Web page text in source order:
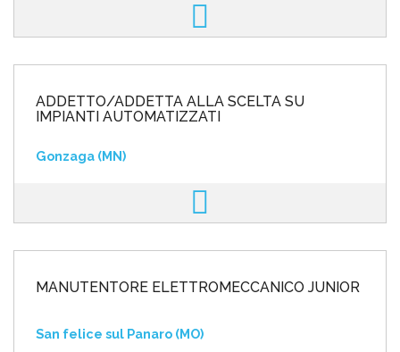
ADDETTO/ADDETTA ALLA SCELTA SU
IMPIANTI AUTOMATIZZATI
Gonzaga (MN)
MANUTENTORE ELETTROMECCANICO JUNIOR
San felice sul Panaro (MO)